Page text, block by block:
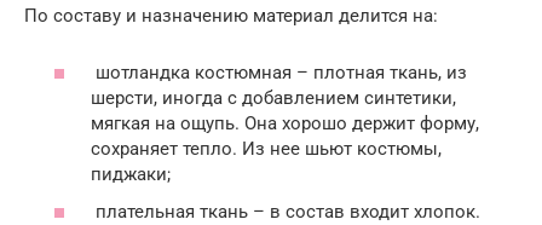
По составу и назначению материал делится на:
шотландка костюмная – плотная ткань, из
шерсти, иногда с добавлением синтетики,
мягкая на ощупь. Она хорошо держит форму,
сохраняет тепло. Из нее шьют костюмы,
пиджаки;
плательная ткань – в состав входит хлопок.